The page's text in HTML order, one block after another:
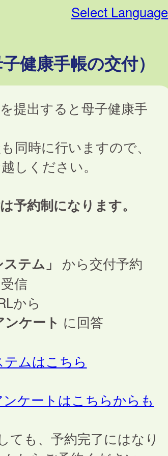
Select Language
健康手帳の交付）
提出すると母子健康手
同時に行いますので、
しください。
予約制になります。
テム」
から交付予約
信
から
ケート に回答
ムはこちら
ケートはこちらからも
ても、予約完了にはなり